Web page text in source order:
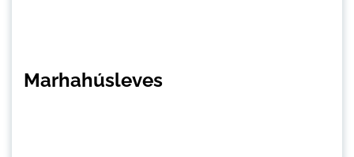
Marhahúsleves